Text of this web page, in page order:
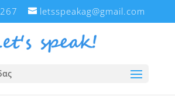
letsspeakag@gmail.com